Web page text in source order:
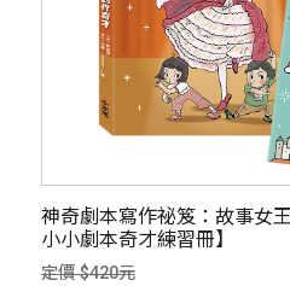
神奇劇本寫作祕笈：故事女
小小劇本奇才練習冊】
定價 $420元